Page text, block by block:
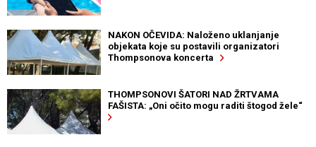
NAKON OČEVIDA: Naloženo uklanjanje
objekata koje su postavili organizatori
Thompsonova koncerta
THOMPSONOVI ŠATORI NAD ŽRTVAMA
FAŠISTA: „Oni očito mogu raditi štogod žele“